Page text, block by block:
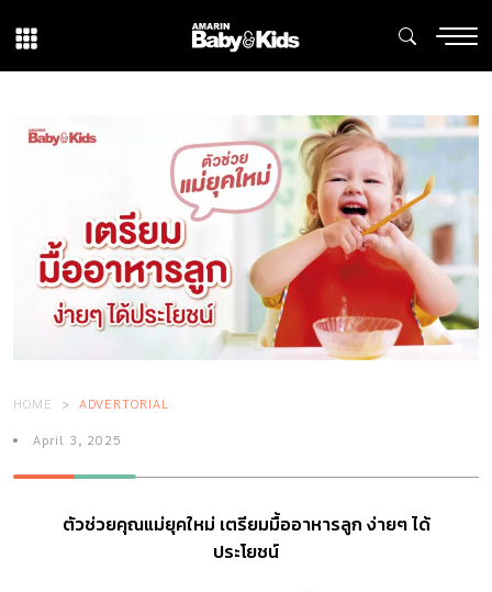
HOME ADVERTORIAL
April 3, 2025
ตัวช่วยคุณแม่ยุคใหม่ เตรียมมื้ออาหารลูก ง่ายๆ ได้
ประโยชน์